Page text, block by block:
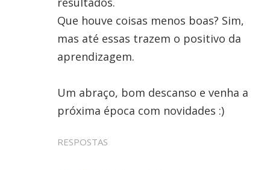
Que houve coisas menos boas? Sim,
mas até essas trazem o positivo da
aprendizagem.
Um abraço, bom descanso e venha a
próxima época com novidades :)
RESPOSTAS